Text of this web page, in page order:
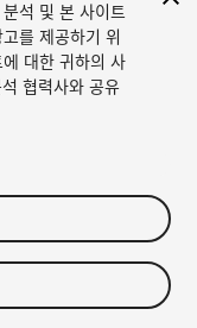
석 및 본 사이트
를 제공하기 위
대한 귀하의 사
협력사와 공유